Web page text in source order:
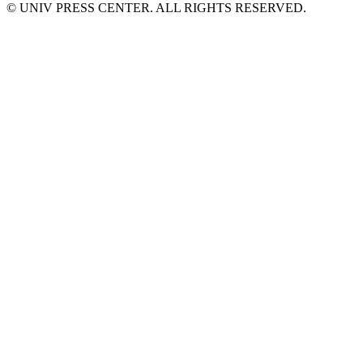
© UNIV PRESS CENTER. ALL RIGHTS RESERVED.